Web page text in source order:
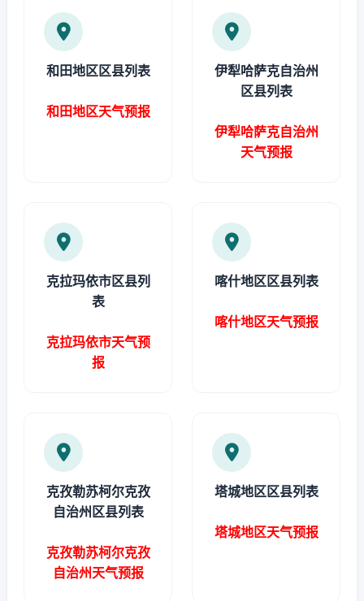
和田地区区县列表
和田地区天气预报
伊犁哈萨克自治州
区县列表
伊犁哈萨克自治州
天气预报
克拉玛依市区县列
表
克拉玛依市天气预
报
喀什地区区县列表
喀什地区天气预报
克孜勒苏柯尔克孜
自治州区县列表
克孜勒苏柯尔克孜
自治州天气预报
塔城地区区县列表
塔城地区天气预报